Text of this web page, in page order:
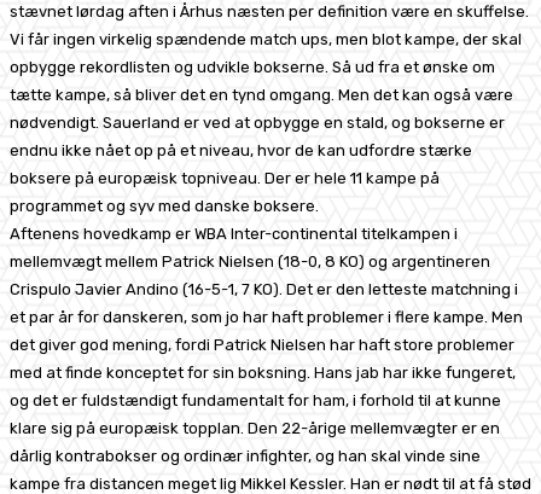
stævnet lørdag aften i Århus næsten per definition være en skuffelse.
Vi får ingen virkelig spændende match ups, men blot kampe, der skal
opbygge rekordlisten og udvikle bokserne. Så ud fra et ønske om
tætte kampe, så bliver det en tynd omgang. Men det kan også være
nødvendigt. Sauerland er ved at opbygge en stald, og bokserne er
endnu ikke nået op på et niveau, hvor de kan udfordre stærke
boksere på europæisk topniveau. Der er hele 11 kampe på
programmet og syv med danske boksere.
Aftenens hovedkamp er WBA Inter-continental titelkampen i
mellemvægt mellem Patrick Nielsen (18-0, 8 KO) og argentineren
Crispulo Javier Andino (16-5-1, 7 KO). Det er den letteste matchning i
et par år for danskeren, som jo har haft problemer i flere kampe. Men
det giver god mening, fordi Patrick Nielsen har haft store problemer
med at finde konceptet for sin boksning. Hans jab har ikke fungeret,
og det er fuldstændigt fundamentalt for ham, i forhold til at kunne
klare sig på europæisk topplan. Den 22-årige mellemvægter er en
dårlig kontrabokser og ordinær infighter, og han skal vinde sine
kampe fra distancen meget lig Mikkel Kessler. Han er nødt til at få stød